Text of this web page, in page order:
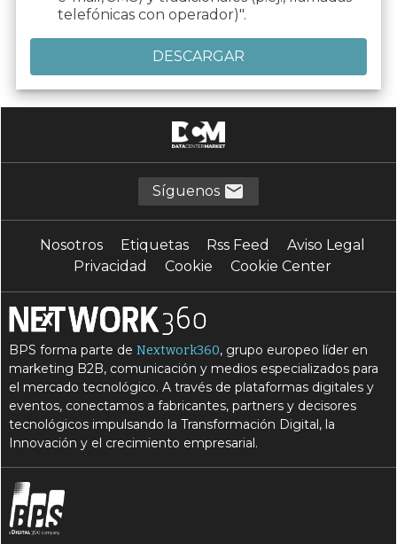
telefónicas con operador)".
Síguenos
Nosotros Etiquetas Rss Feed
Aviso Legal
Privacidad
Cookie Cookie Center
BPS forma parte deNextwork360, grupo europeo líder en
marketing B2B, comunicación y medios especializados para
el mercado tecnológico. A través de plataformas digitales y
eventos, conectamos a fabricantes, partners y decisores
tecnológicos impulsando la Transformación Digital, la
Innovación y el crecimiento empresarial.